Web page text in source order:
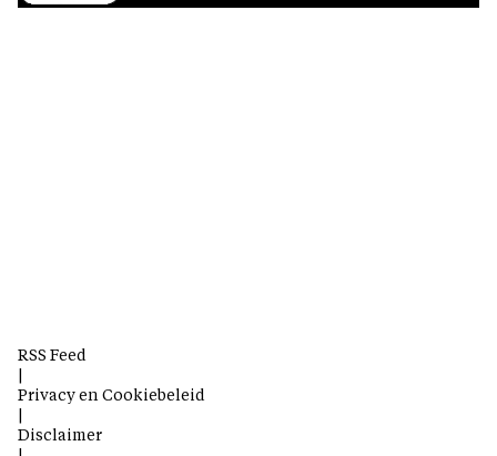
RSS Feed
Privacy en Cookiebeleid
Disclaimer